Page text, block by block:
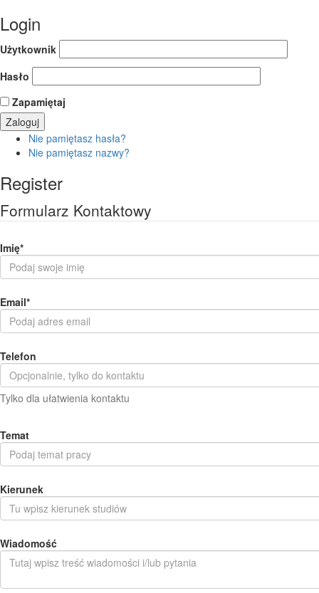
Login
Użytkownik
Hasło
Zapamiętaj
Nie pamiętasz hasła?
Nie pamiętasz nazwy?
Register
Formularz Kontaktowy
Imię*
Email*
Telefon
Tylko dla ułatwienia kontaktu
Temat
Kierunek
Wiadomość